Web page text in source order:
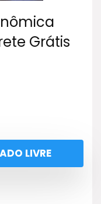
Grátis
LIVRE